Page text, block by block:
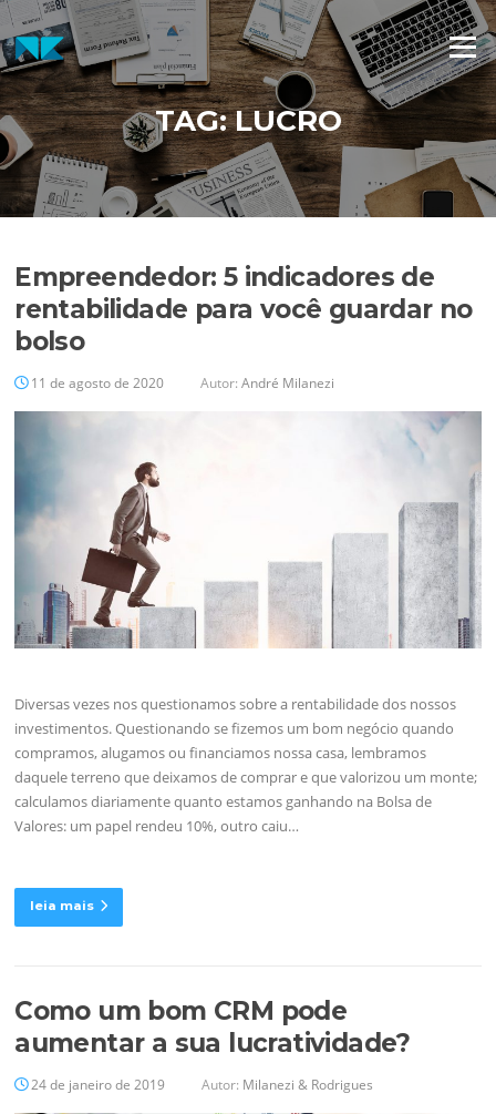
Pular
para
o
conteúdo
Menu
TAG:LUCRO
Empreendedor: 5 indicadores de
rentabilidade para você guardar no
bolso
11 de agosto de 2020 Autor:André Milanezi
Diversas vezes nos questionamos sobre a rentabilidade dos nossos
investimentos. Questionando se fizemos um bom negócio quando
compramos, alugamos ou financiamos nossa casa, lembramos
daquele terreno que deixamos de comprar e que valorizou um monte;
calculamos diariamente quanto estamos ganhando na Bolsa de
Valores: um papel rendeu 10%, outro caiu…
leia mais
Como um bom CRM pode
aumentar a sua lucratividade?
24 de janeiro de 2019 Autor: Milanezi & Rodrigues